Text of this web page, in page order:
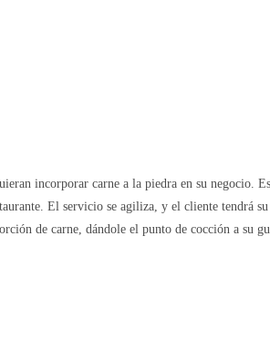
incorporar carne a la piedra en su
El servicio se agiliza, y el cliente tendrá
de carne, dándole el punto de cocción a su